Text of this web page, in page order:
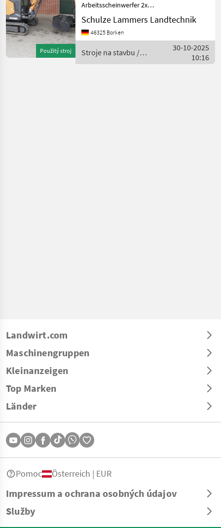
Použitý stroj
Arbeitsscheinwerfer 2x
hinten, Arbeitsscheinwerfer
2x vorn,
Einhebelsteuergerät
Kabine, Radio,
Schnellwechs
Schulze Lammers Landtechnik
46325 Borken
Stroje na stavbu /
Case IH
30-10-2025
10:16
Landwirt.com
Maschinengruppen
Kleinanzeigen
Top Marken
Länder
Impressum a ochrana osobných údajov
Služby
Pomoc Österreich | EUR